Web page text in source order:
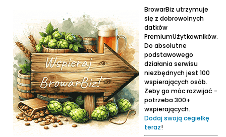
BrowarBiz utrzymuje
się z dobrowolnych
datków
PremiumUżytkowników.
Do absolutne
podstawowego
działania serwisu
niezbędnych jest 100
wspierających osób.
Żeby go móc rozwijać -
potrzeba 300+
wspierających.
Dodaj swoją cegiełkę
teraz!